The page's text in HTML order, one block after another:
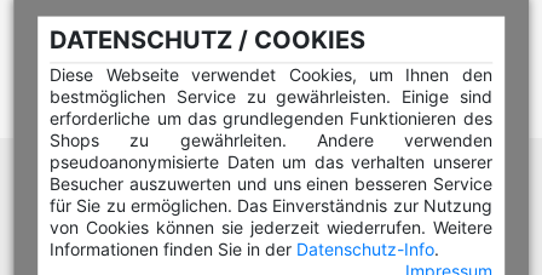
DATENSCHUTZ / COOKIES
Diese Webseite verwendet Cookies, um Ihnen den
bestmöglichen Service zu gewährleisten. Einige sind
erforderliche um das grundlegenden Funktionieren des
Shops zu gewährleiten. Andere verwenden
pseudoanonymisierte Daten um das verhalten unserer
Besucher auszuwerten und uns einen besseren Service
für Sie zu ermöglichen. Das Einverständnis zur Nutzung
von Cookies können sie jederzeit wiederrufen. Weitere
Informationen finden Sie in der Datenschutz-Info.
Impressum
Hilfe Editor
Hilfe Multicolorstempel
Hilfe Rundstempel